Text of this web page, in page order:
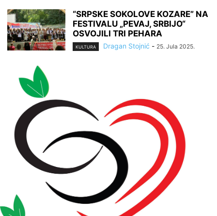
“SRPSKE SOKOLOVE KOZARE” NA
FESTIVALU „PEVAJ, SRBIJO“
OSVOJILI TRI PEHARA
KULTURA Dragan Stojnić - 25. Jula 2025.